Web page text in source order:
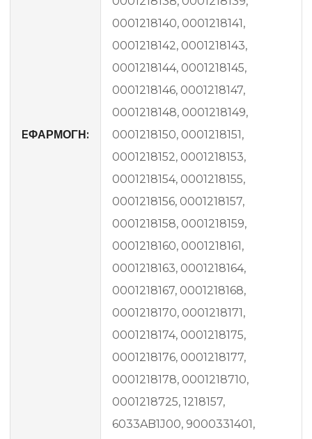
EΦΑΡΜΟΓΗ:
0001218140, 0001218141,
0001218142, 0001218143,
0001218144, 0001218145,
0001218146, 0001218147,
0001218148, 0001218149,
0001218150, 0001218151,
0001218152, 0001218153,
0001218154, 0001218155,
0001218156, 0001218157,
0001218158, 0001218159,
0001218160, 0001218161,
0001218163, 0001218164,
0001218167, 0001218168,
0001218170, 0001218171,
0001218174, 0001218175,
0001218176, 0001218177,
0001218178, 0001218710,
0001218725, 1218157,
6033AB1J00, 9000331401,